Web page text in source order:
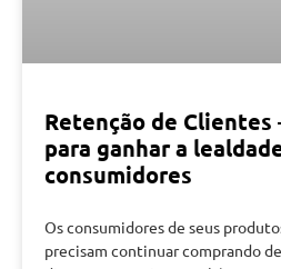
Retenção de Clientes
para ganhar a
consumidores
Os consumidores de seus
precisam continuar comprando